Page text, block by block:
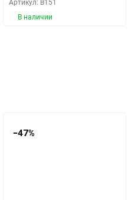
В наличии
−47%